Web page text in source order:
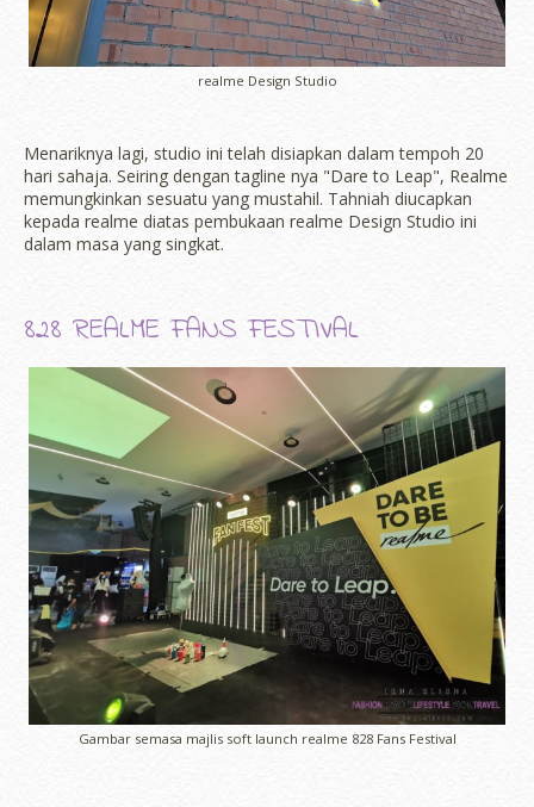
realme Design Studio
Menariknya lagi, studio ini telah disiapkan dalam tempoh 20
hari sahaja. Seiring dengan tagline nya "Dare to Leap", Realme
memungkinkan sesuatu yang mustahil. Tahniah diucapkan
kepada realme diatas pembukaan realme Design Studio ini
dalam masa yang singkat.
828 REALME FANS FESTIVAL
Gambar semasa majlis soft launch realme 828 Fans Festival